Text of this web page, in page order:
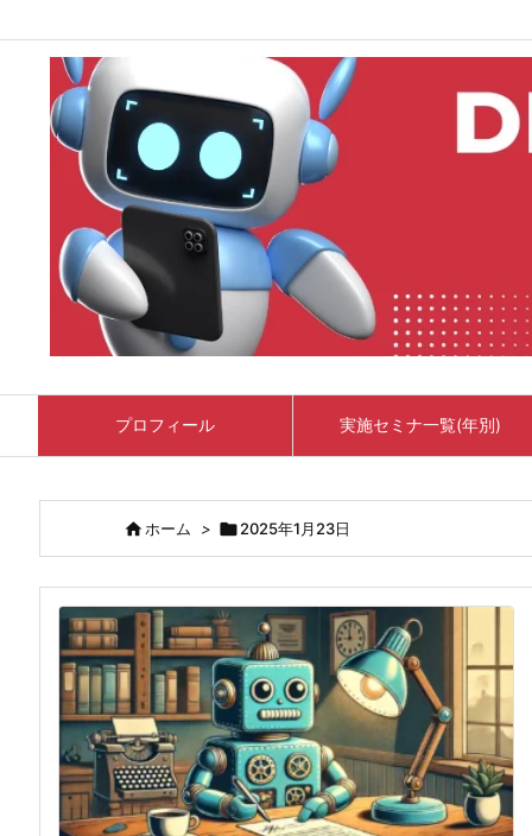
プロフィール 実施セミナ一覧(年別)
ホーム > 2025年1月23日